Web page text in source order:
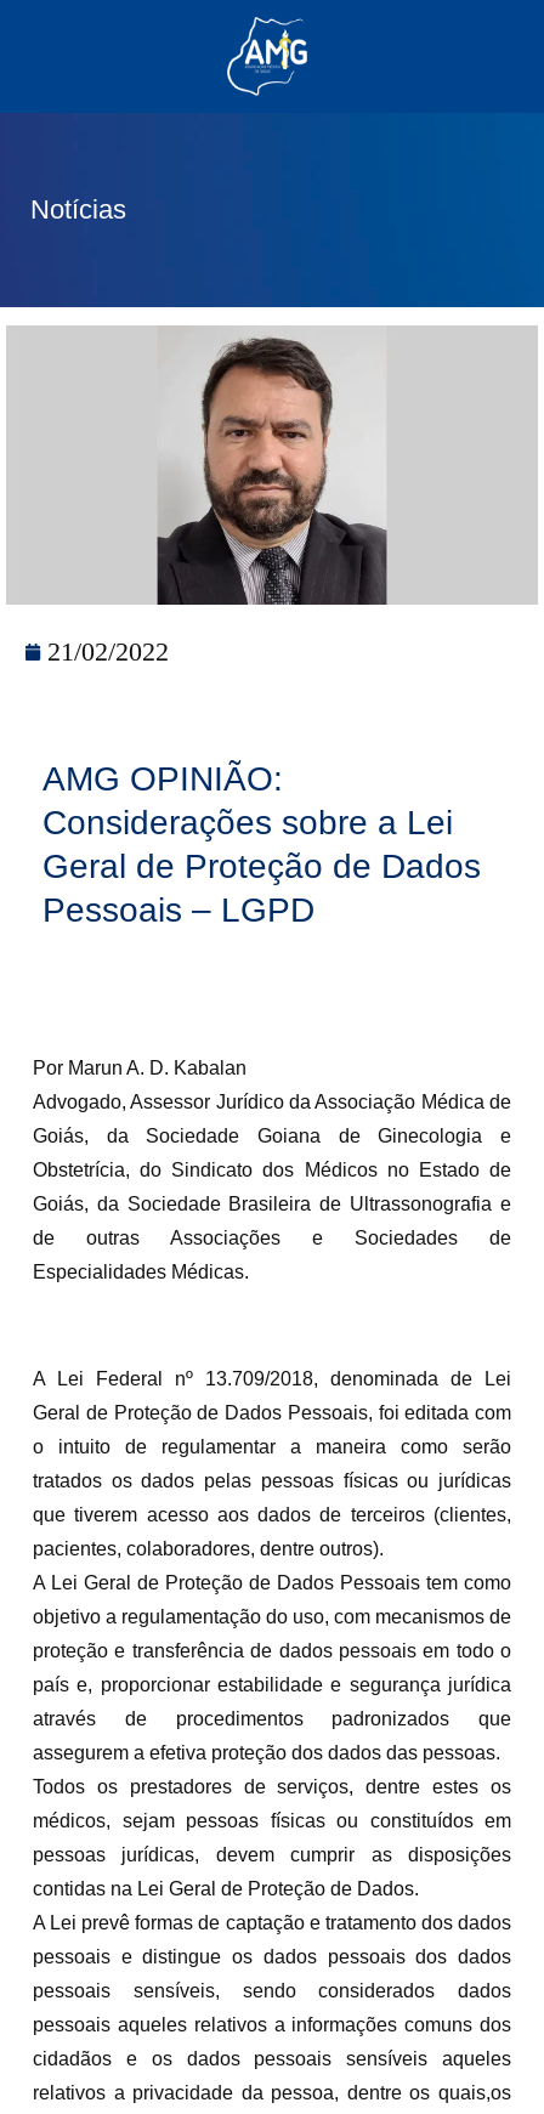
Notícias
21/02/2022
AMG OPINIÃO:
Considerações sobre a Lei
Geral de Proteção de Dados
Pessoais – LGPD
Por Marun A. D. Kabalan
Advogado, Assessor Jurídico da Associação Médica de
Goiás, da Sociedade Goiana de Ginecologia e
Obstetrícia, do Sindicato dos Médicos no Estado de
Goiás, da Sociedade Brasileira de Ultrassonografia e
de outras Associações e Sociedades de
Especialidades Médicas.
A Lei Federal nº 13.709/2018, denominada de Lei
Geral de Proteção de Dados Pessoais, foi editada com
o intuito de regulamentar a maneira como serão
tratados os dados pelas pessoas físicas ou jurídicas
que tiverem acesso aos dados de terceiros (clientes,
pacientes, colaboradores, dentre outros).
A Lei Geral de Proteção de Dados Pessoais tem como
objetivo a regulamentação do uso, com mecanismos de
proteção e transferência de dados pessoais em todo o
país e, proporcionar estabilidade e segurança jurídica
através de procedimentos padronizados que
assegurem a efetiva proteção dos dados das pessoas.
Todos os prestadores de serviços, dentre estes os
médicos, sejam pessoas físicas ou constituídos em
pessoas jurídicas, devem cumprir as disposições
contidas na Lei Geral de Proteção de Dados.
A Lei prevê formas de captação e tratamento dos dados
pessoais e distingue os dados pessoais dos dados
pessoais sensíveis, sendo considerados dados
pessoais aqueles relativos a informações comuns dos
cidadãos e os dados pessoais sensíveis aqueles
relativos a privacidade da pessoa, dentre os quais,os